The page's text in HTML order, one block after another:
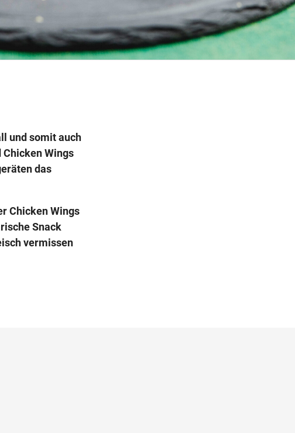
Wegbeschreibung
und somit auch
Chicken Wings
das
Chicken Wings
Snack
vermissen